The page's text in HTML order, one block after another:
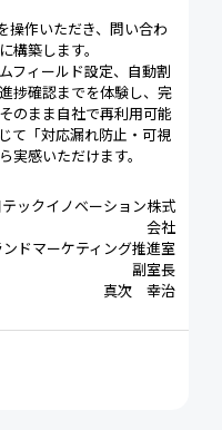
操作いただき、問い合わ
構築します。
フィールド設定、自動割
捗確認までを体験し、完
のまま自社で再利用可能
て「対応漏れ防止・可視
実感いただけます。
ックイノベーション株式
会社
ンドマーケティング推進室
副室長
真次 幸治